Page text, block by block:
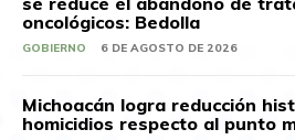
oncológicos: Bedolla
GOBIERNO 6 DE AGOSTO DE 2026
Michoacán logra reducción
homicidios respecto al punto